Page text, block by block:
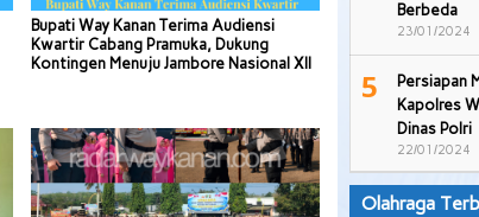
Bupati Way Kanan Terima Audiensi
Kwartir Cabang Pramuka, Dukung
Kontingen Menuju Jambore Nasional XII
Berbeda
23/01/2024
5
Persiapan
Kapolres
Dinas Polri
22/01/2024
Olahraga